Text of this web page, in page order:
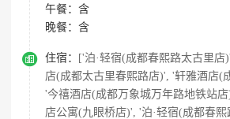
午餐： 含
晚餐： 含
 住宿：
['泊·轻宿(成都春熙路太古里
店(成都太古里春熙路店)', '轩雅酒店(
'今禧酒店(成都万象城万年路地铁站
店公寓(九眼桥店)', '泊·轻宿(成都春